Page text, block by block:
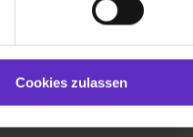
bereitgestellt hast oder die
du auch damit
Cookies zulassen
Jetzt aktivieren